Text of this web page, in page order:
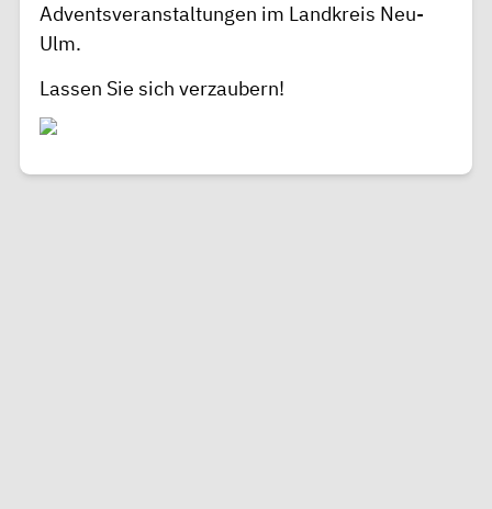
Adventsveranstaltungen im Landkreis Neu-
Ulm.
Lassen Sie sich verzaubern!